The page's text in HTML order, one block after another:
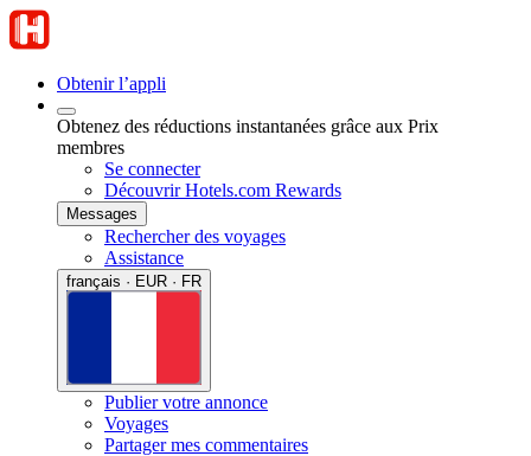
Obtenir l’appli
Obtenez des réductions instantanées grâce aux Prix
membres
Se connecter
Découvrir Hotels.com Rewards
Messages
Rechercher des voyages
Assistance
français · EUR · FR
Publier votre annonce
Voyages
Partager mes commentaires